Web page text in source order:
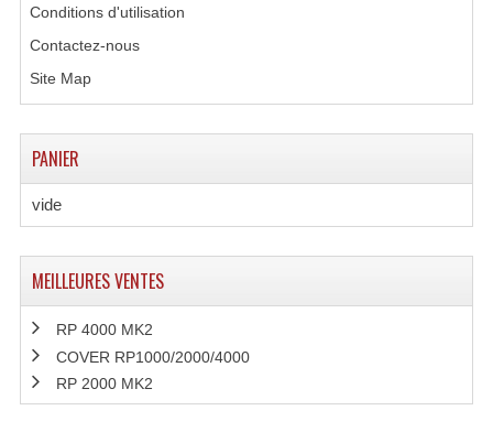
Hp À Chambre De Compression
Microphone PA & Micro Pupitre
Système D'interprétation Simultanée
Conditions d'utilisation
Contactez-nous
Site Map
PANIER
vide
MEILLEURES VENTES
RP 4000 MK2
COVER RP1000/2000/4000
RP 2000 MK2